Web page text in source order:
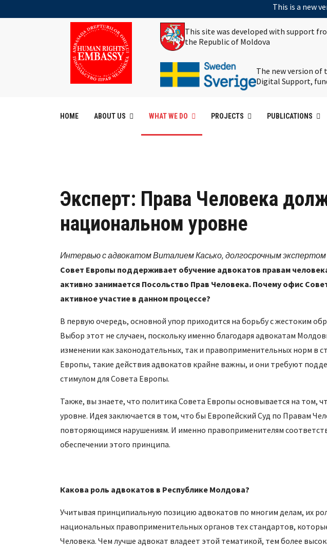
This is a new
This site was developed with support
the Republic of Moldova
The new version of
Digital Support,
HOME ABOUT US WHAT WE DO PROJECTS PUBLICATIONS
Эксперт: Права Человека
национальном уровне
Интервью с адвокатом Виталием Касько, долгосрочным
Совет Европы поддерживает обучение адвокатов правам
активно занимается Посольство Прав Человека. Почему офис
активное участие в данном процессе?
В первую очередь, основной упор приходится на борьбу с жестоким
Выбор этот не случаен, поскольку именно благодаря адвокатам
изменении как законодательных, так и правоприменительных норм в
Европы, такие действия адвокатов крайне важны, и они требуют
стимулом для Совета Европы.
Также, вы знаете, что политика Совета Европы основывается на
уровне. Идея заключается в том, что бы Европейский Суд по Правам
повторяющимся нарушениям. И именно правоприменителям
обеспечении этого принципа.
Какова роль адвокатов в Республике Молдова?
Учитывая принципиальную позицию адвокатов по многим делам, их
национальных правоприменительных органов тех стандартов,
Человека. Чем лучше адвокат владеет этой тематикой, тем более